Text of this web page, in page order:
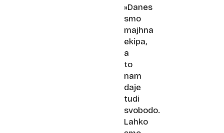
»Danes
smo
majhna
ekipa,
a
to
nam
daje
tudi
svobodo.
Lahko